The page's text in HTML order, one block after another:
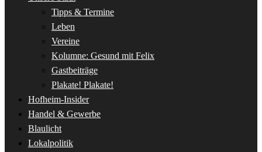
Tipps & Termine
Leben
Vereine
Kolumne: Gesund mit Felix
Gastbeiträge
Plakate! Plakate!
Hofheim-Insider
Handel & Gewerbe
Blaulicht
Lokalpolitik